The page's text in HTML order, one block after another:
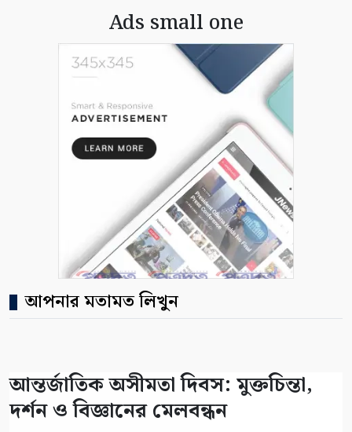
Ads small one
আপনার মতামত লিখুন
আন্তর্জাতিক অসীমতা দিবস: মুক্তচিন্তা,
দর্শন ও বিজ্ঞানের মেলবন্ধন